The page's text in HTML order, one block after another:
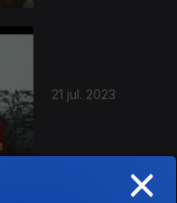
21 jul. 2023
×